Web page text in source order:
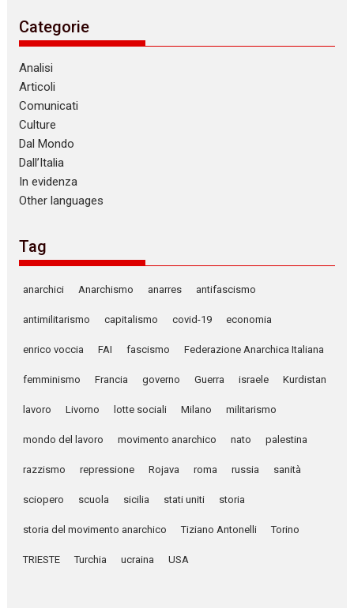
Categorie
Analisi
Articoli
Comunicati
Culture
Dal Mondo
Dall’Italia
In evidenza
Other languages
Tag
anarchici Anarchismo anarres antifascismo
antimilitarismo capitalismo covid-19 economia
enrico voccia FAI fascismo Federazione Anarchica Italiana
femminismo Francia governo Guerra israele Kurdistan
lavoro Livorno lotte sociali Milano militarismo
mondo del lavoro movimento anarchico nato palestina
razzismo repressione Rojava roma russia sanità
sciopero scuola sicilia stati uniti storia
storia del movimento anarchico Tiziano Antonelli Torino
TRIESTE Turchia ucraina USA